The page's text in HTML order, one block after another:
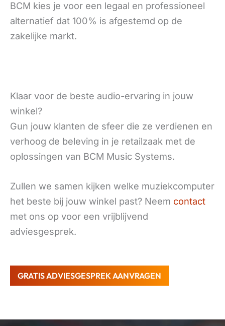
BCM kies je voor een legaal en professioneel
alternatief dat 100% is afgestemd op de
zakelijke markt.
Klaar voor de beste audio-ervaring in jouw
winkel?
Gun jouw klanten de sfeer die ze verdienen en
verhoog de beleving in je retailzaak met de
oplossingen van BCM Music Systems.
Zullen we samen kijken welke muziekcomputer
het beste bij jouw winkel past? Neem contact
met ons op voor een vrijblijvend
adviesgesprek.
GRATIS ADVIESGESPREK AANVRAGEN